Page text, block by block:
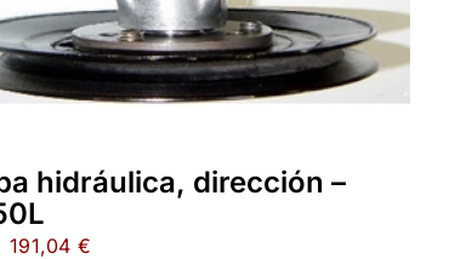
hidráulica, dirección –
El
191,04 €